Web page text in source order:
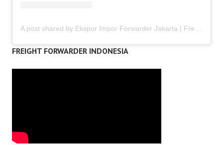
A post shared by Ekspor Impor Forwarder Jakarta | Freight Forwarding Indonesia (@keenamid)
FREIGHT FORWARDER INDONESIA